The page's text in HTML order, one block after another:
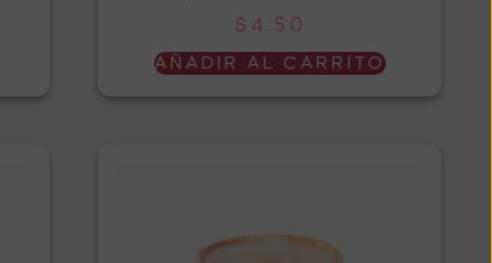
$ 4.50
AÑADIR AL CARRITO